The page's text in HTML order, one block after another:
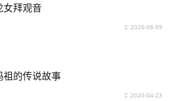
女拜观音
2020-08-09
祖的传说故事
2020-04-23